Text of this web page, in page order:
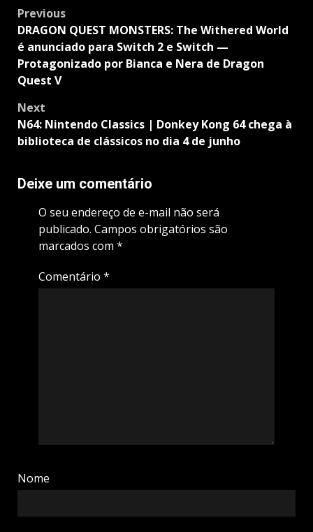
Post
navigation
Previous
DRAGON QUEST MONSTERS: The Withered World
é anunciado para Switch 2 e Switch —
Protagonizado por Bianca e Nera de Dragon
Quest V
Next
N64: Nintendo Classics | Donkey Kong 64 chega à
biblioteca de clássicos no dia 4 de junho
Deixe um comentário
O seu endereço de e-mail não será
publicado. Campos obrigatórios são
marcados com *
Comentário *
Nome